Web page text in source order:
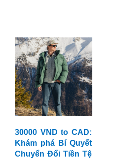
30000 VND to CAD:
Khám phá Bí Quyết
Chuyển Đổi Tiền Tệ